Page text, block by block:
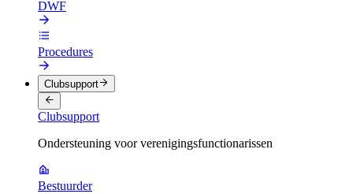
DWF
Procedures
Clubsupport
Clubsupport
Ondersteuning voor verenigingsfunctionarissen
Bestuurder